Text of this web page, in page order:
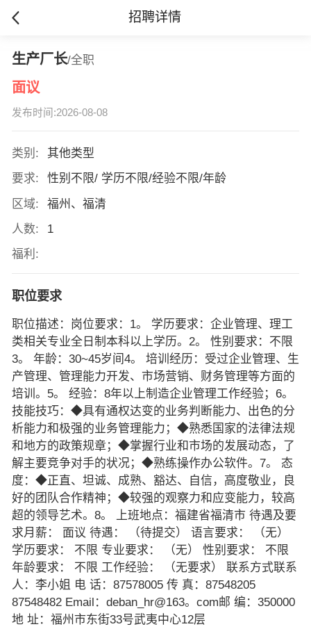
招聘详情
生产厂长/全职
面议
发布时间:2026-08-08
类别:
其他类型
要求:
性别不限/ 学历不限/经验不限/年龄
区域:
福州、福清
人数:
1
福利:
职位要求
职位描述：岗位要求：1。 学历要求：企业管理、理工
类相关专业全日制本科以上学历。2。 性别要求：不限
3。 年龄：30~45岁间4。 培训经历：受过企业管理、生
产管理、管理能力开发、市场营销、财务管理等方面的
培训。5。 经验：8年以上制造企业管理工作经验；6。
技能技巧：◆具有通权达变的业务判断能力、出色的分
析能力和极强的业务管理能力；◆熟悉国家的法律法规
和地方的政策规章；◆掌握行业和市场的发展动态，了
解主要竞争对手的状况；◆熟练操作办公软件。7。 态
度：◆正直、坦诚、成熟、豁达、自信，高度敬业，良
好的团队合作精神；◆较强的观察力和应变能力，较高
超的领导艺术。8。 上班地点：福建省福清市 待遇及要
求月薪： 面议 待遇： （待提交） 语言要求： （无）
学历要求： 不限 专业要求： （无） 性别要求： 不限
年龄要求： 不限 工作经验： （无要求） 联系方式联系
人：李小姐 电 话：87578005 传 真：87548205
87548482 Email：deban_hr@163。com邮 编：350000
地 址：福州市东街33号武夷中心12层